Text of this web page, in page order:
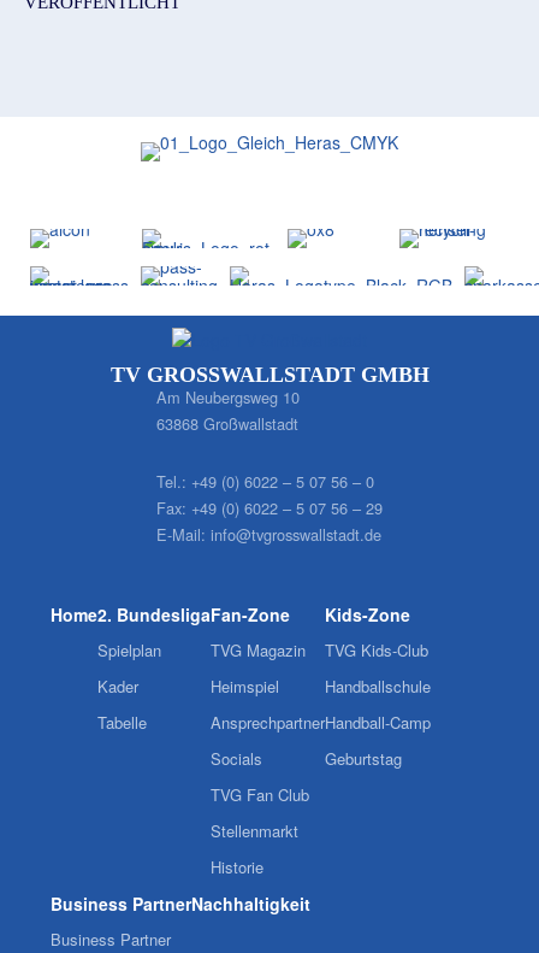
TV GROSSWALLSTADT GMBH
Am Neubergsweg 10
63868 Großwallstadt
Tel.: +49 (0) 6022 – 5 07 56 – 0
Fax: +49 (0) 6022 – 5 07 56 – 29
E-Mail: info@tvgrosswallstadt.de
Home2. Bundesliga
Spielplan
Kader
Tabelle
Fan-Zone
TVG Magazin
Heimspiel
Ansprechpartner
Socials
TVG Fan Club
Stellenmarkt
Historie
Kids-Zone
TVG Kids-Club
Handballschule
Handball-Camp
Geburtstag
Business Partner
Business Partner
Nachhaltigkeit